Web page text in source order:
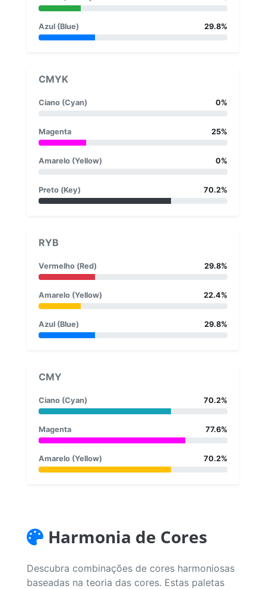
Azul (Blue) 29.8%
CMYK
Ciano (Cyan) 0%
Magenta 25%
Amarelo (Yellow) 0%
Preto (Key) 70.2%
RYB
Vermelho (Red) 29.8%
Amarelo (Yellow) 22.4%
Azul (Blue) 29.8%
CMY
Ciano (Cyan) 70.2%
Magenta 77.6%
Amarelo (Yellow) 70.2%
Harmonia de Cores
Descubra combinações de cores harmoniosas
baseadas na teoria das cores. Estas paletas